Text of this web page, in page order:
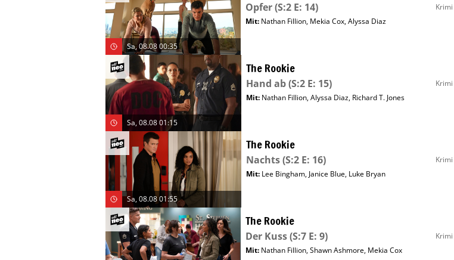
Sa, 08.08 00:35
Opfer(S:2 E: 14) Krimi
Mit: Nathan Fillion, Mekia Cox,Alyssa Diaz
Sa, 08.08 01:15
The Rookie
Hand ab(S:2 E: 15) Krimi
Mit: Nathan Fillion,Alyssa Diaz, Richard T. Jones
Sa, 08.08 01:55
The Rookie
Nachts(S:2 E: 16) Krimi
Mit: Lee Bingham, Janice Blue, Luke Bryan
The Rookie
Der Kuss(S:7 E: 9) Krimi
Mit: Nathan Fillion,Shawn Ashmore, Mekia Cox